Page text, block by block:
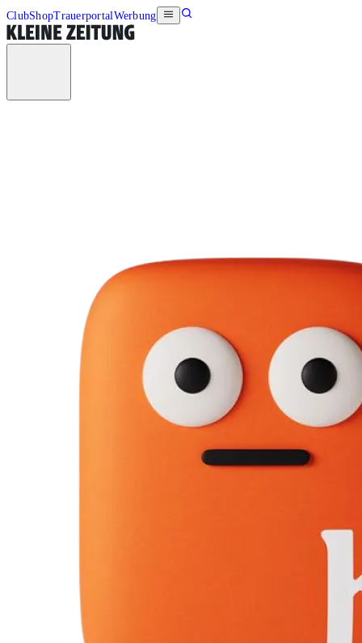
ClubShopTrauerportalWerbung